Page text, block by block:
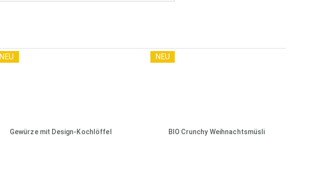
Gewürze mit Design-Kochlöffel
NEU
BIO Crunchy Weihnachtsmüsli
NEU